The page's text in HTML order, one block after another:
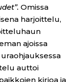
Omissa
harjoittelu,
ajoissa
auttoi
kirjoa ja